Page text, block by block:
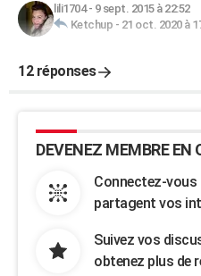
lili1704- 9 sept. 2015 à 22:52
Ketchup - 21 oct. 2020 à
12 réponses
DEVENEZ MEMBRE EN
Connectez-vous
partagent vos
Suivez vos
obtenez plus de